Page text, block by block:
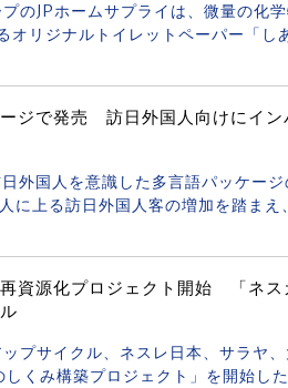
のJPホームサプライは、微量の化
リジナルトイレットペーパー「し
ジで発売 訪日外国人向けにイン
外国人を意識した多言語パッケー
上る訪日外国人客の増加を踏まえ
資源化プロジェクト開始 「ネス
プサイクル、ネスレ日本、サラヤ
くみ構築プロジェクト」を開始し